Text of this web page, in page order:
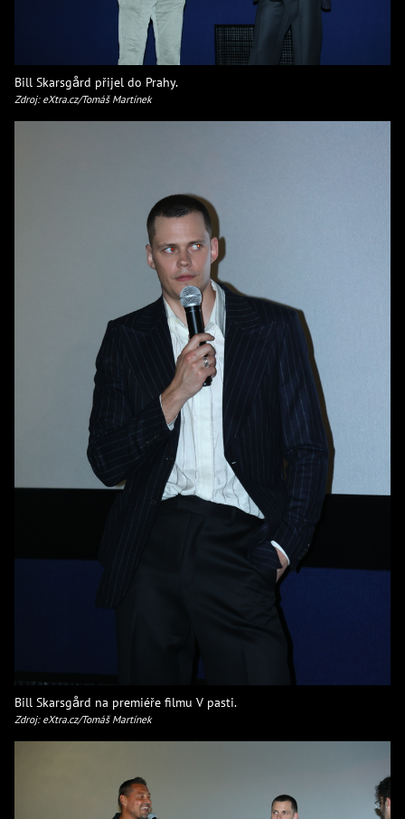
Bill Skarsgård přijel do Prahy.
Zdroj: eXtra.cz/Tomáš Martínek
Bill Skarsgård na premiéře filmu V pasti.
Zdroj: eXtra.cz/Tomáš Martínek